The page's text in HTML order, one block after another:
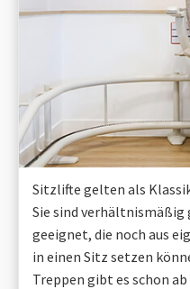
Sitzlifte gelten als
Sie sind verhältnismäßig
geeignet, die noch aus
in einen Sitz setzen
Treppen gibt es schon